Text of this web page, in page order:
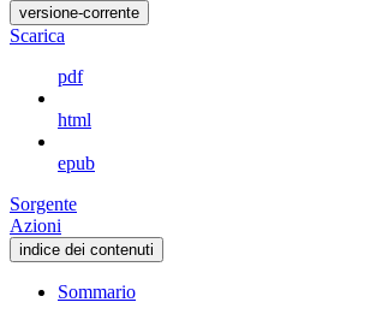
versione-corrente
Scarica
pdf
html
epub
Sorgente
Azioni
indice dei contenuti
Sommario